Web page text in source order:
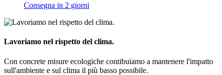
Consegna in 2 giorni
Lavoriamo nel rispetto del clima.
Con concrete misure ecologiche contibuiamo a mantenere l'impatto
sull'ambiente e sul clima il più basso possibile.